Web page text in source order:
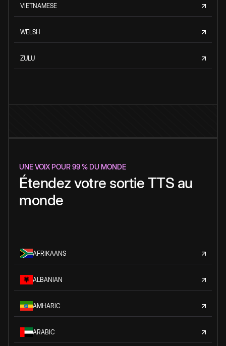
VIETNAMESE
WELSH
ZULU
UNE VOIX POUR 99 % DU MONDE
Étendez votre sortie TTS au
monde
AFRIKAANS
ALBANIAN
AMHARIC
ARABIC